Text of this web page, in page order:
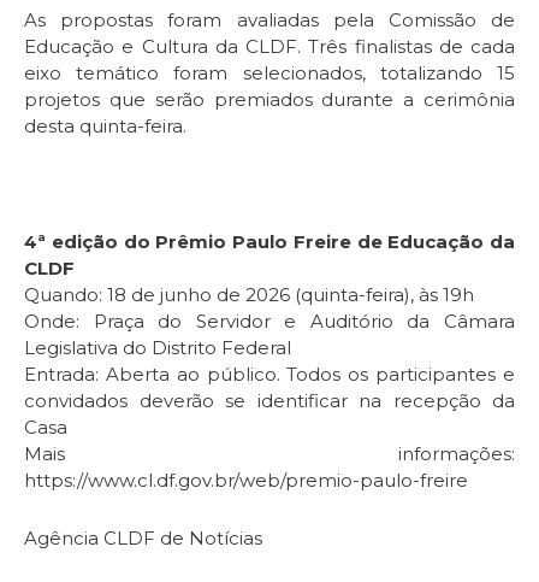
As propostas foram avaliadas pela Comissão de
Educação e Cultura da CLDF. Três finalistas de cada
eixo temático foram selecionados, totalizando 15
projetos que serão premiados durante a cerimônia
desta quinta-feira.
4ª edição do Prêmio Paulo Freire de Educação da
CLDF
Quando: 18 de junho de 2026 (quinta-feira), às 19h
Onde: Praça do Servidor e Auditório da Câmara
Legislativa do Distrito Federal
Entrada: Aberta ao público. Todos os participantes e
convidados deverão se identificar na recepção da
Casa
Mais informações:
https://www.cl.df.gov.br/web/premio-paulo-freire
Agência CLDF de Notícias